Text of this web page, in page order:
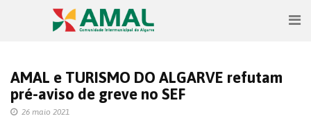
AMAL e TURISMO DO ALGARVE refutam
pré-aviso de greve no SEF
26 maio 2021